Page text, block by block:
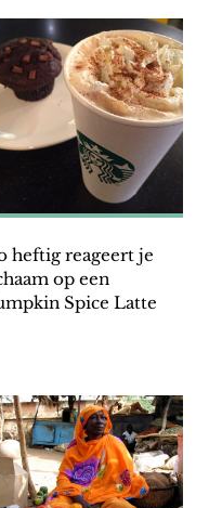
heftig reageert je
op een
Spice Latte